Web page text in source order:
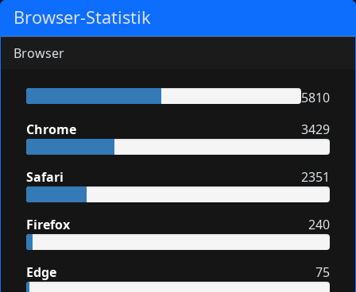
Browser-Statistik
Browser
5810
Chrome
3429
Safari 2351
Firefox 240
Edge 75